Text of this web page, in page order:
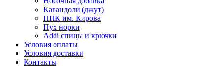
Кавандоли (джут)
ПНК им. Кирова
Пух норки
Addi спицы и крючки
Условия оплаты
Условия доставки
Контакты